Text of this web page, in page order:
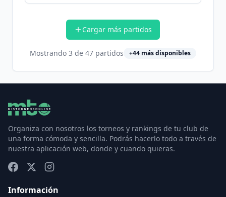
Cargar más partidos
Mostrando 3 de 47 partidos +44 más disponibles
Organiza con nosotros los torneos y rankings de tu club de
una forma cómoda y sencilla. Podrás hacerlo todo a través de
nuestra aplicación web, donde y cuando quieras.
Información